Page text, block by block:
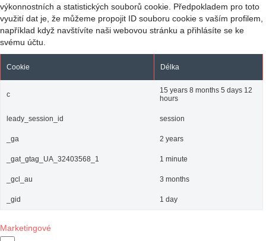
výkonnostních a statistických souborů cookie. Předpokladem pro toto
využití dat je, že můžeme propojit ID souboru cookie s vaším profilem,
například když navštívíte naši webovou stránku a přihlásíte se ke
svému účtu.
Cookie Délka
c
15 years 8 months 5 days 12
hours
leady_session_id session
_ga 2 years
_gat_gtag_UA_32403568_1 1 minute
_gcl_au 3 months
_gid 1 day
Marketingové